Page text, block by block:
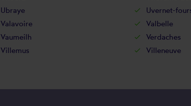
Ubraye Uvernet-
Valavoire Valbelle
Vaumeilh Verdaches
Villemus Villeneuve